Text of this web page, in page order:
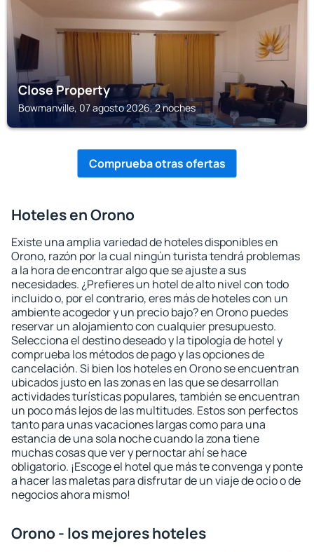
Close Property
Bowmanville, 07 agosto 2026, 2 noches
Comprueba otras ofertas
Hoteles en Orono
Existe una amplia variedad de hoteles disponibles en
Orono, razón por la cual ningún turista tendrá problemas
a la hora de encontrar algo que se ajuste a sus
necesidades. ¿Prefieres un hotel de alto nivel con todo
incluido o, por el contrario, eres más de hoteles con un
ambiente acogedor y un precio bajo? en Orono puedes
reservar un alojamiento con cualquier presupuesto.
Selecciona el destino deseado y la tipología de hotel y
comprueba los métodos de pago y las opciones de
cancelación. Si bien los hoteles en Orono se encuentran
ubicados justo en las zonas en las que se desarrollan
actividades turísticas populares, también se encuentran
un poco más lejos de las multitudes. Estos son perfectos
tanto para unas vacaciones largas como para una
estancia de una sola noche cuando la zona tiene
muchas cosas que ver y pernoctar ahí se hace
obligatorio. ¡Escoge el hotel que más te convenga y ponte
a hacer las maletas para disfrutar de un viaje de ocio o de
negocios ahora mismo!
Orono - los mejores hoteles